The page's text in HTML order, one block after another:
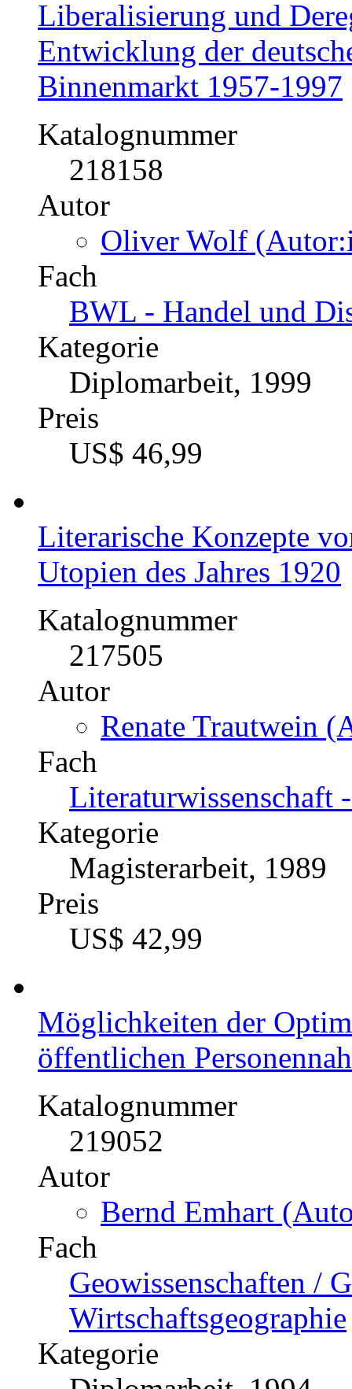
Liberalisierung und
Entwicklung der
Binnenmarkt 1957-1997
Katalognummer
218158
Autor
Oliver Wolf
Fach
BWL - Handel und
Kategorie
Diplomarbeit, 1999
Preis
US$ 46,99
Literarische Konzepte
Utopien des Jahres 1920
Katalognummer
217505
Autor
Renate Trautwein
Fach
Literaturwissenschaft
Kategorie
Magisterarbeit, 1989
Preis
US$ 42,99
Möglichkeiten der
öffentlichen
Katalognummer
219052
Autor
Bernd Emhart
Fach
Geowissenschaften /
Wirtschaftsgeographie
Kategorie